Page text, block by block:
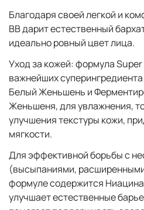
Благодаря своей легкой и
BB дарит естественный
идеально ровный цвет лица.
Уход за кожей: формула
важнейших
Белый Женьшень и
Женьшеня, для увлажнения,
улучшения текстуры кожи,
мягкости.
Для эффективной борьбы с
(высыпаниями,
формуле содержится
улучшает естественные